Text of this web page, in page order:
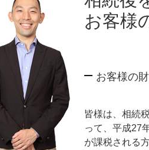
お客様
お客様の
皆様は、相続
って、平成27
が課税される